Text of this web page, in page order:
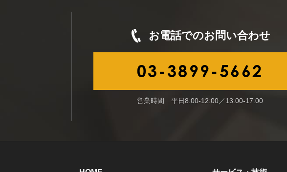
お電話でのお問い合わせ
03-3899-5662
営業時間 平日8:00-12:00／13:00-17:00